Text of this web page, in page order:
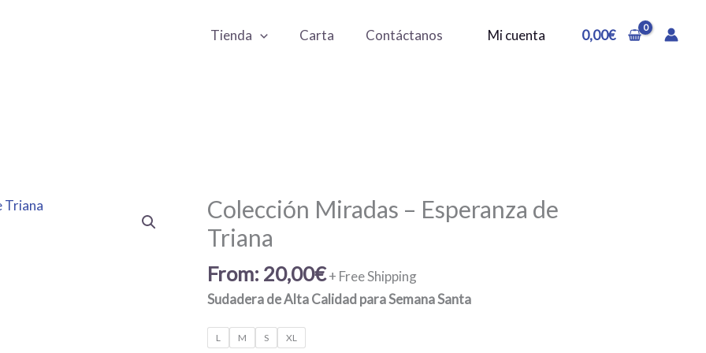
Tienda Carta Contáctanos Mi cuenta 0,00€
Colección Miradas – Esperanza de
Triana
From: 20,00€+ Free Shipping
Sudadera de Alta Calidad para Semana Santa
L M S XL